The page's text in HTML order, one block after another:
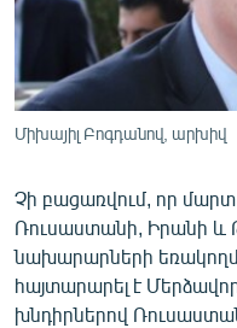
ՏՏ ԵՒ ԻՆՏԵՐՆԵՏ
ԿՈՐՈՆԱՎԻՐՈՒՍ
ԱՐԽԻՎ
ԲԱՆԱՎԵՃ
ՁԳՏԵԼՈՎ
ՓՈԴՔԱՍԹ
Միխայիլ Բոգդանով, արխիվ
Չի բացառվում, որ
Ռուսաստանի, Իրանի և
նախարարների եռակողմ
հայտարարել է
խնդիրներով